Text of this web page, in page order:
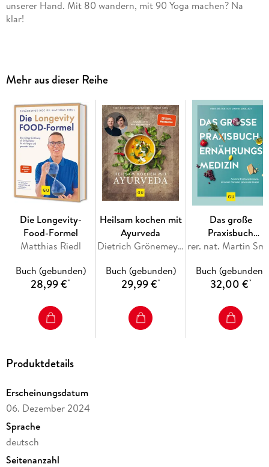
unserer Hand. Mit 80 wandern, mit 90 Yoga machen? Na
klar!
Erfahrung. Hier verraten sie uns ihr Geheimnis für
gelingendes Altern. Erfahren Sie, wie Sie mit Ernährung und
Bewegung das Altern einbremsen, die Kraft der
Selbstfürsorge nutzen, eine erfüllte Sexualität leben und aus
der Einsamkeit zurück in die Gemeinschaft finden.
Mit wirksamen Übungen für jedes Level, über 20
nährstoffreichen Lieblingsrezepten und vielen wertvollen
Praxistipps.
Inhaltsverzeichnis
Hinweis zur Optimierung
Wichtiger Hinweis
Vorwort
Dem Altern auf der Spur
Das Alter zeigt sein Gesicht
Ernährung als Altersbremse
Körper, Geist und Seele möchten mehr
Service
Die Autoren
Mehr aus dieser Reihe
Die Longevity-
Food-Formel
Matthias Riedl
Buch (gebunden)
28,99 €*
Heilsam kochen mit
Ayurveda
Dietrich Grönemeyer, Volker Mehl
Buch (gebunden)
29,99 €*
Das große
Praxisbuch
Buch (gebunden)
32,00 €*
Produktdetails
Erscheinungsdatum
06. Dezember 2024
Sprache
deutsch
Seitenanzahl